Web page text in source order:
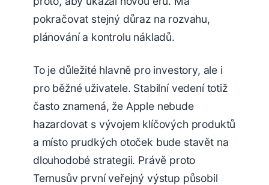
pokračovat stejný důraz na rozvahu,
plánování a kontrolu nákladů.
To je důležité hlavně pro investory, ale i
pro běžné uživatele. Stabilní vedení totiž
často znamená, že Apple nebude
hazardovat s vývojem klíčových produktů
a místo prudkých otoček bude stavět na
dlouhodobé strategii. Právě proto
Ternusův první veřejný výstup působil